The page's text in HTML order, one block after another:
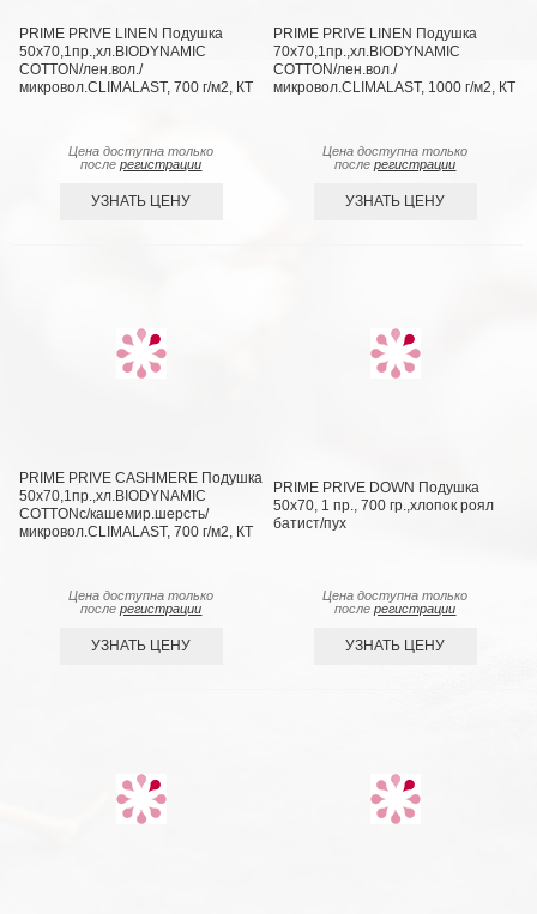
PRIME PRIVE LINEN Подушка
50х70,1пр.,хл.BIODYNAMIC
COTTON/лен.вол./
микровол.CLIMALAST, 700 г/м2, КТ
Цена доступна только
послерегистрации
УЗНАТЬ ЦЕНУ
PRIME PRIVE LINEN Подушка
70х70,1пр.,хл.BIODYNAMIC
COTTON/лен.вол./
микровол.CLIMALAST, 1000 г/м2, КТ
Цена доступна только
послерегистрации
УЗНАТЬ ЦЕНУ
PRIME PRIVE CASHMERE Подушка
50х70,1пр.,хл.BIODYNAMIC
COTTONc/кашемир.шерсть/
микровол.CLIMALAST, 700 г/м2, КТ
Цена доступна только
послерегистрации
УЗНАТЬ ЦЕНУ
PRIME PRIVE DOWN Подушка
50х70, 1 пр., 700 гр.,хлопок роял
батист/пух
Цена доступна только
послерегистрации
УЗНАТЬ ЦЕНУ